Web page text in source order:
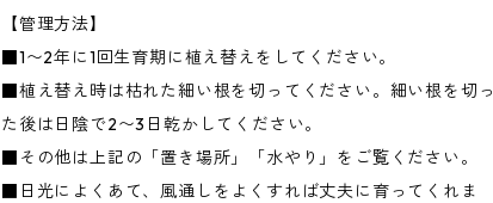
【管理方法】
■1〜2年に1回生育期に植え替えをしてください。
■植え替え時は枯れた細い根を切ってください。細い根を切っ
た後は日陰で2〜3日乾かしてください。
■その他は上記の「置き場所」「水やり」をご覧ください。
■日光によくあて、風通しをよくすれば丈夫に育ってくれま